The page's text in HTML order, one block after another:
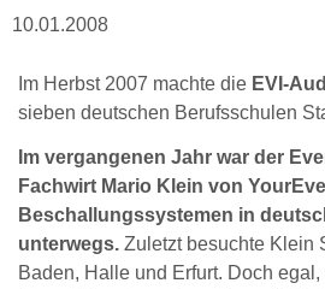
10.01.2008
Im Herbst 2007 machte die EVI-
sieben deutschen Berufsschulen
Im vergangenen Jahr war der
Fachwirt Mario Klein von
Beschallungssystemen in
unterwegs. Zuletzt besuchte Klein
Baden, Halle und Erfurt. Doch